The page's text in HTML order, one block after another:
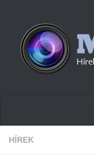
Hírek
HÍREK